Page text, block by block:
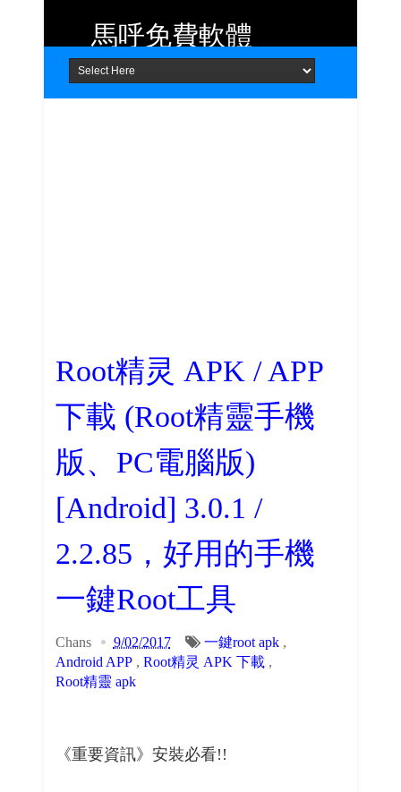
Home About Contact
馬呼免費軟體
提供 Android、iOS 好用的手機應用
程式及 Windows 免費軟體
Root精灵 APK / APP
下載 (Root精靈手機
版、PC電腦版)
[Android] 3.0.1 /
2.2.85，好用的手機
一鍵Root工具
Chans 9/02/2017 一鍵root apk,
Android APP, Root精灵 APK 下載,
Root精靈 apk
《重要資訊》安裝必看!!